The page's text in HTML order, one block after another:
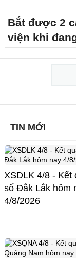
Bắt được 2
viện khi
TIN MỚI
XSDLK 4/8 - Kết
số Đắk Lắk hôm
4/8/2026